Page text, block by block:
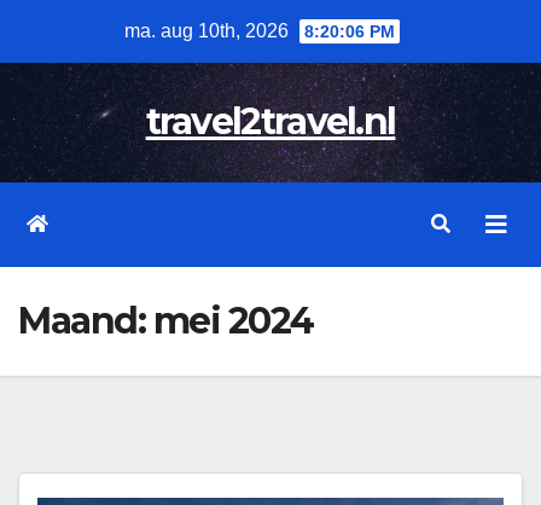
ma. aug 10th, 2026 8:20:07 PM
travel2travel.nl
Maand: mei 2024